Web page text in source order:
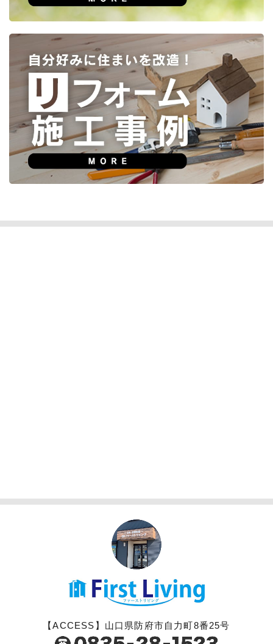
【ACCESS】山口県防府市自力町8番25号